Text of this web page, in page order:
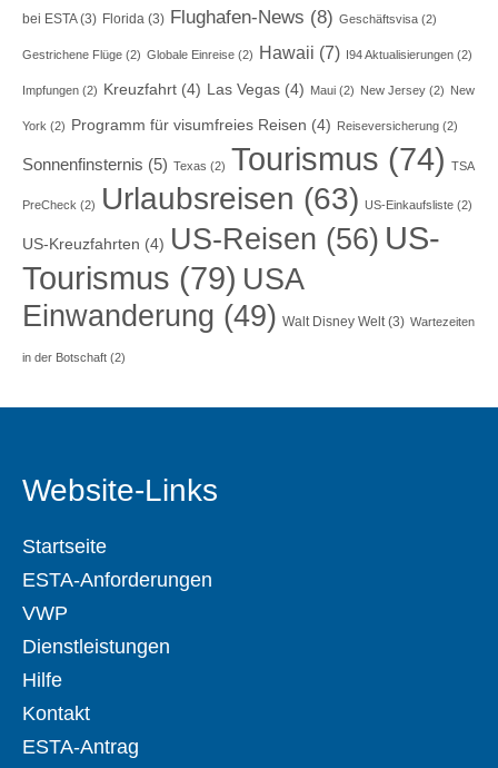
bei ESTA(3) Florida (3) Flughafen-News (8) Geschäftsvisa (2)
Gestrichene Flüge (2) Globale Einreise (2) Hawaii (7) I94 Aktualisierungen (2)
Impfungen (2) Kreuzfahrt (4) Las Vegas (4) Maui (2) New Jersey (2) New
York (2) Programm für visumfreies Reisen (4) Reiseversicherung (2)
Sonnenfinsternis (5) Texas (2) Tourismus (74) TSA
PreCheck (2) Urlaubsreisen (63) US-Einkaufsliste (2)
US-Kreuzfahrten (4) US-Reisen (56) US-
Tourismus (79) USA
Einwanderung (49) Walt Disney Welt(3) Wartezeiten
in der Botschaft (2)
Website-Links
Startseite
ESTA-Anforderungen
VWP
Dienstleistungen
Hilfe
Kontakt
ESTA-Antrag